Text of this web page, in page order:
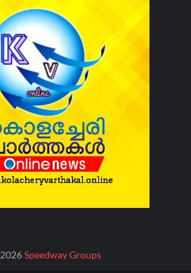
2026Speedway Groups